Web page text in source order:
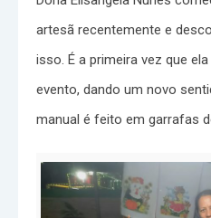
artesã recentemente e
isso. É a primeira vez que
evento, dando um novo
manual é feito em garrafas